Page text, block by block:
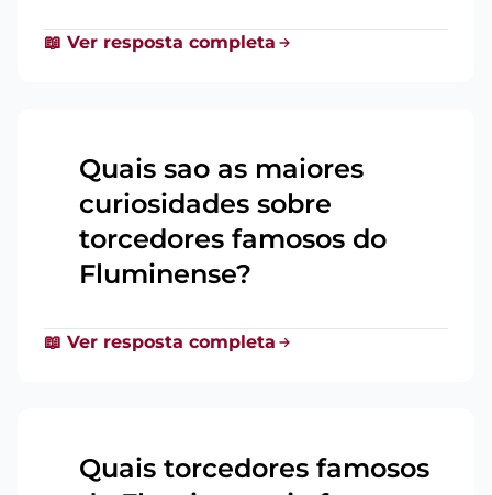
📖 Ver resposta completa
Quais sao as maiores
curiosidades sobre
torcedores famosos do
Fluminense?
📖 Ver resposta completa
Quais torcedores famosos